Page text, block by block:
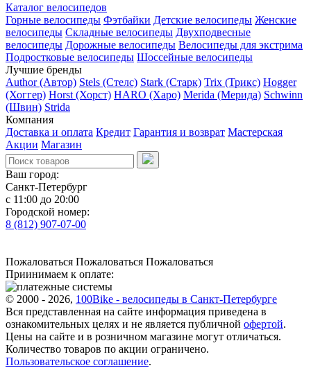
Каталог велосипедов
Горные велосипеды Фэтбайки Детские велосипеды Женские
велосипеды Складные велосипеды Двухподвесные
велосипеды Дорожные велосипеды Велосипеды для экстрима
Подростковые велосипеды Шоссейные велосипеды
Лучшие бренды
Author (Автор) Stels (Стелс) Stark (Старк) Trix (Трикс) Hogger
(Хоггер) Horst (Хорст) HARO (Харо) Merida (Мерида) Schwinn
(Швин) Strida
Компания
Доставка и оплата Кредит Гарантия и возврат Мастерская
Акции Магазин
Ваш город:
Санкт-Петербург
с 11:00 до 20:00
Городской номер:
8 (812) 907-07-00
Пожаловаться Пожаловаться Пожаловаться
Приинимаем к оплате:
© 2000 - 2026, 100Bike - велосипеды в Санкт-Петербурге
Вся представленная на сайте информация приведена в
ознакомительных целях и не является публичной офертой.
Цены на сайте и в розничном магазине могут отличаться.
Количество товаров по акции ограничено.
Пользовательское соглашение.